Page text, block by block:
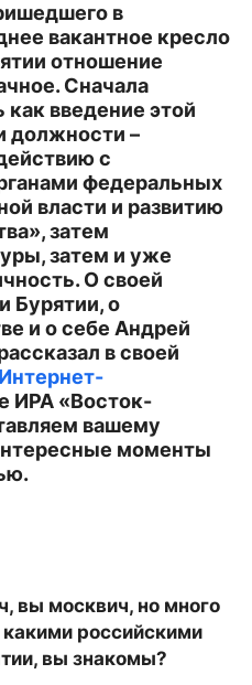
в
вакантное кресло
отношение
Сначала
введение этой
должности –
с
федеральных
власти и развитию
затем
затем и уже
О своей
Бурятии, о
и о себе Андрей
в своей
Интернет-
ИРА «Восток-
вашему
моменты
вы москвич, но много
какими российскими
вы знакомы?